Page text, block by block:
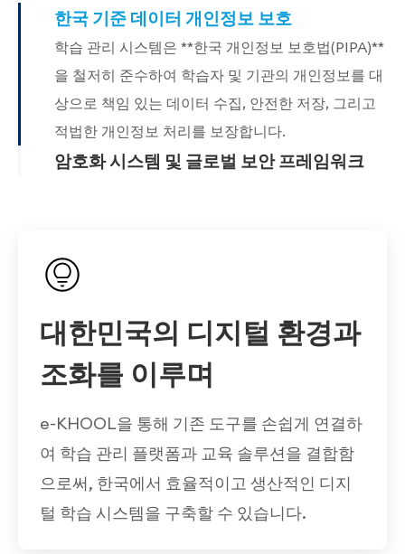
한국 기준 데이터 개인정보 보호
학습 관리 시스템은 **한국 개인정보 보호법(PIPA)**
을 철저히 준수하여 학습자 및 기관의 개인정보를 대
상으로 책임 있는 데이터 수집, 안전한 저장, 그리고
적법한 개인정보 처리를 보장합니다.
암호화 시스템 및 글로벌 보안 프레임워크
전하고 신뢰할 수 있는 학습 환경을 제공합니다.
대한민국의 디지털 환경과
조화를 이루며
e-KHOOL을 통해 기존 도구를 손쉽게 연결하
여 학습 관리 플랫폼과 교육 솔루션을 결합함
으로써, 한국에서 효율적이고 생산적인 디지
털 학습 시스템을 구축할 수 있습니다.